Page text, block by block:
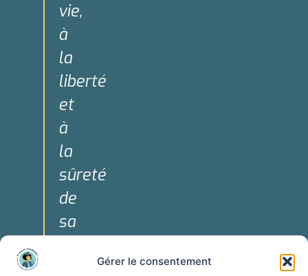
Gérer le consentement
vie,
à
la
liberté
et
à
la
sûreté
de
sa